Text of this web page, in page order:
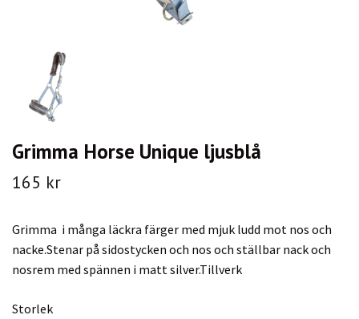
Grimma Horse Unique ljusblå
165 kr
Grimma i många läckra färger med mjuk ludd mot nos och
nacke.Stenar på sidostycken och nos och ställbar nack och
nosrem med spännen i matt silver.Tillverk
Storlek